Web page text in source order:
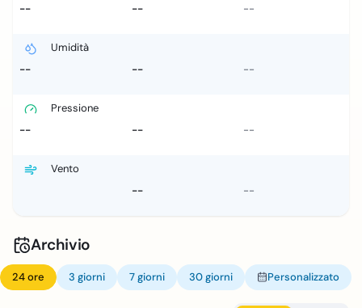
--
-- --
Umidità
--
-- --
Pressione
--
-- --
Vento
--
--
Archivio
24 ore 3 giorni 7 giorni 30 giorni Personalizzato